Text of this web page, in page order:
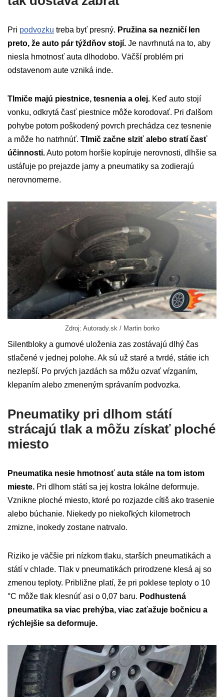
Pri podvozku treba byť presný. Pružina sa nezničí len
preto, že auto pár týždňov stojí. Je navrhnutá na to, aby
niesla hmotnosť auta dlhodobo. Väčší problém pri
odstavenom aute vzniká inde.
Tlmiče majú piestnice, tesnenia a olej. Keď auto stojí
vonku, odkrytá časť piestnice môže korodovať. Pri ďalšom
pohybe potom poškodený povrch prechádza cez tesnenie
a môže ho natrhnúť. Tlmič začne slziť alebo stratí časť
účinnosti.Auto potom horšie kopíruje nerovnosti, dlhšie sa
ustáľuje po prejazde jamy a pneumatiky sa zodierajú
nerovnomerne.
Zdroj: Autorady.sk / Martin borko
Silentbloky a gumové uloženia zas zostávajú dlhý čas
stlačené v jednej polohe. Ak sú už staré a tvrdé, státie ich
nezlepší. Po prvých jazdách sa môžu ozvať vŕzganím,
klepaním alebo zmeneným správaním podvozka.
Pneumatiky pri dlhom státí
strácajú tlak a môžu získať ploché
miesto
Pneumatika nesie hmotnosť auta stále na tom istom
mieste. Pri dlhom státí sa jej kostra lokálne deformuje.
Vznikne ploché miesto, ktoré po rozjazde cítiš ako trasenie
alebo búchanie. Niekedy po niekoľkých kilometroch
zmizne, inokedy zostane natrvalo.
Riziko je väčšie pri nízkom tlaku, starších pneumatikách a
státí v chlade. Tlak v pneumatikách prirodzene klesá aj so
zmenou teploty. Približne platí, že pri poklese teploty o 10
°C môže tlak klesnúť asi o 0,07 baru. Podhustená
pneumatika sa viac prehýba, viac zaťažuje bočnicu a
rýchlejšie sa deformuje.